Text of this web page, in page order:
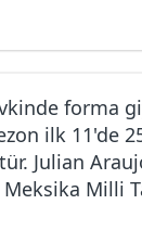
forma
ilk 11'de
Julian
Milli